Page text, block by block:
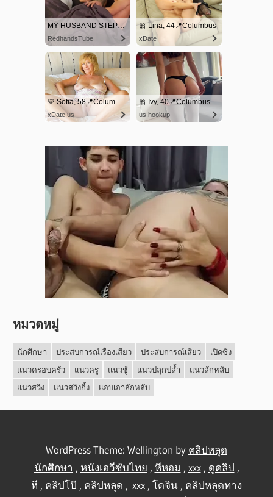
หมวดหมู่
นักศึกษา ประสบการณ์เรื่องเสียว ประสบการณ์เสียว
เปิดซิง
แนวครอบครัว
แนวครู แนวชู้ แนวปลุกปล้ำ
แนวลักหลับ
แนวสวิง
แนวสวิงกิ้ง แอบเอาลักหลับ
WordPress Theme: Wellington by คลิปหลุด
นักศึกษา , หนังเอวีซับไทย , หีหอม , xxx, ดูคลิป ,
หี , คลิปโป๊ , คลิปหลุด , xxx , โดจิน , คลิปหลุดทาง